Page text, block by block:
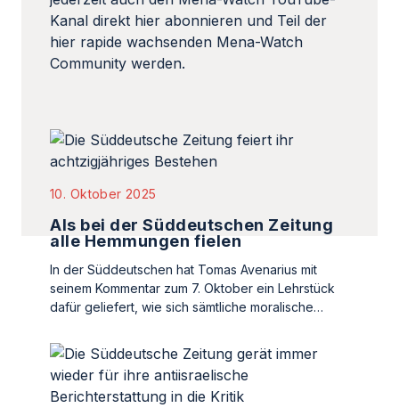
Kanal direkt hier abonnieren und Teil der
hier rapide wachsenden Mena-Watch
Community werden.
10. Oktober 2025
Als bei der Süddeutschen Zeitung
alle Hemmungen fielen
In der Süddeutschen hat Tomas Avenarius mit
seinem Kommentar zum 7. Oktober ein Lehrstück
dafür geliefert, wie sich sämtliche moralische…